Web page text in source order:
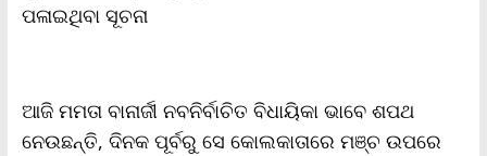
ପଳାଇଥିବା ସୂଚନା
ଆଜି ମମତା ବାନାର୍ଜୀ ନବନିର୍ବାଚିତ ବିଧାୟିକା ଭାବେ ଶପଥ
ନେଉଛନ୍ତି, ଦିନକ ପୂର୍ବରୁ ସେ କୋଲକାତାରେ ମଞ୍ଚ ଉପରେ